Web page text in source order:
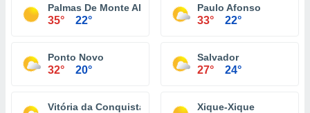
Palmas De Monte Alto
35° 22°
Paulo Afonso
33° 22°
Ponto Novo
32° 20°
Salvador
27° 24°
Vitória da Conquista Xique-Xique